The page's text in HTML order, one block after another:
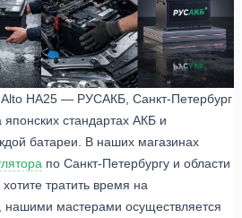
HA25 — РУСАКБ, Санкт-Петербург
стандартах АКБ и
батареи. В наших магазинах
по Санкт-Петербургу и области
тратить время на
нашими мастерами осуществляется